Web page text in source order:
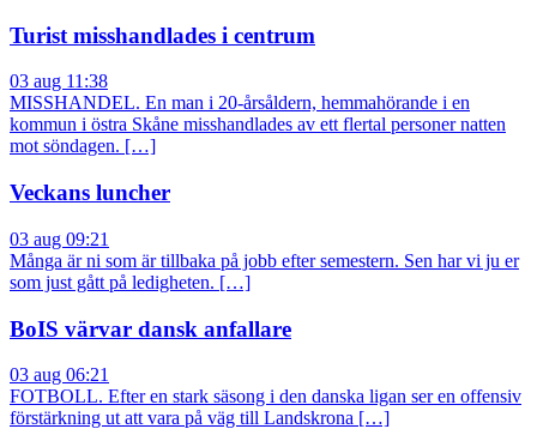
Turist misshandlades i centrum
03 aug 11:38
MISSHANDEL. En man i 20-årsåldern, hemmahörande i en
kommun i östra Skåne misshandlades av ett flertal personer natten
mot söndagen. […]
Veckans luncher
03 aug 09:21
Många är ni som är tillbaka på jobb efter semestern. Sen har vi ju er
som just gått på ledigheten. […]
BoIS värvar dansk anfallare
03 aug 06:21
FOTBOLL. Efter en stark säsong i den danska ligan ser en offensiv
förstärkning ut att vara på väg till Landskrona […]